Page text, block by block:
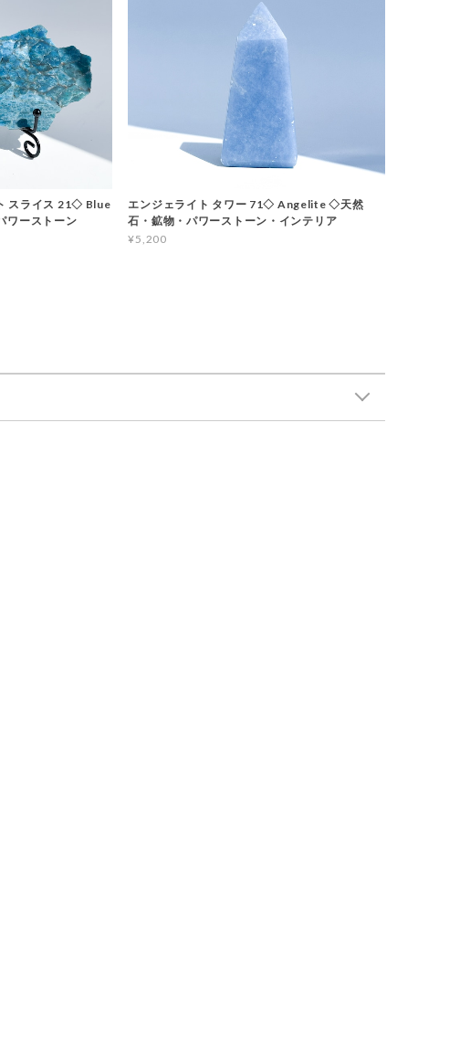
スライス 21◇ Blue
ワーストーン
エンジェライト タワー 71◇ Angelite ◇天然
石・鉱物・パワーストーン・インテリア
¥5,200